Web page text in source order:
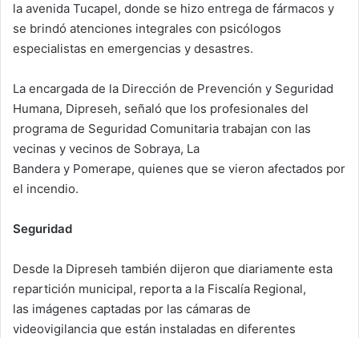
la avenida Tucapel, donde se hizo entrega de fármacos y
se brindó atenciones integrales con psicólogos
especialistas en emergencias y desastres.
La encargada de la Dirección de Prevención y Seguridad
Humana, Dipreseh, señaló que los profesionales del
programa de Seguridad Comunitaria trabajan con las
vecinas y vecinos de Sobraya, La
Bandera y Pomerape, quienes que se vieron afectados por
el incendio.
Seguridad
Desde la Dipreseh también dijeron que diariamente esta
repartición municipal, reporta a la Fiscalía Regional,
las imágenes captadas por las cámaras de
videovigilancia que están instaladas en diferentes